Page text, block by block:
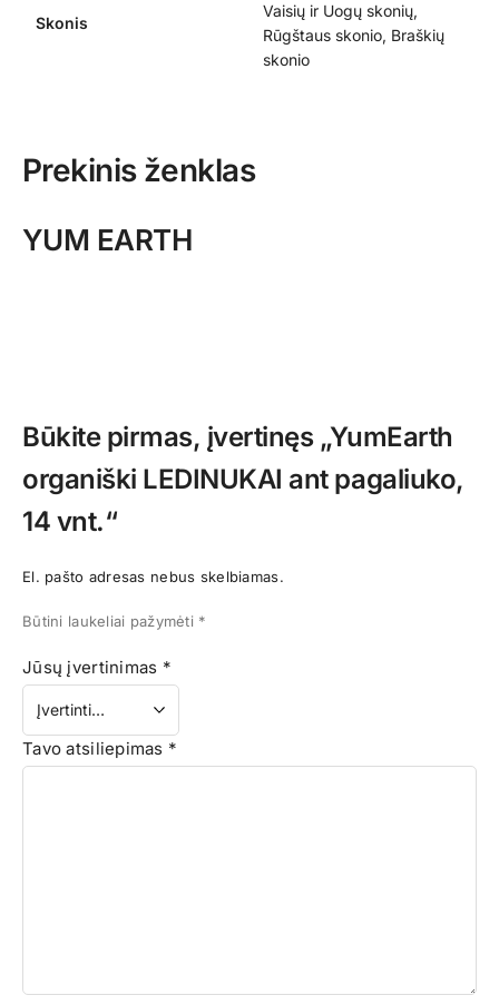
Skonis
Vaisių ir Uogų skonių,
Rūgštaus skonio, Braškių
skonio
Prekinis ženklas
YUM EARTH
Būkite pirmas, įvertinęs „YumEarth
organiški LEDINUKAI ant pagaliuko,
14 vnt.“
El. pašto adresas nebus skelbiamas.
Būtini laukeliai pažymėti *
Jūsų įvertinimas *
Tavo atsiliepimas *